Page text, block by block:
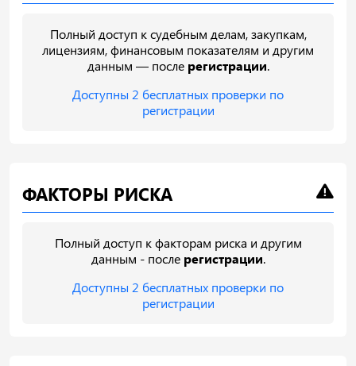
Полный доступ к судебным делам, закупкам,
лицензиям, финансовым показателям и другим
данным — после регистрации.
Доступны 2 бесплатных проверки по
регистрации
ФАКТОРЫ РИСКА
Полный доступ к факторам риска и другим
данным - после регистрации.
Доступны 2 бесплатных проверки по
регистрации